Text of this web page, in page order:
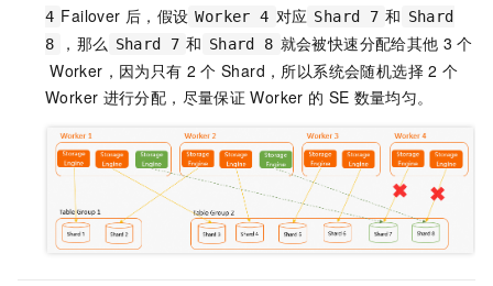
4 Failover 后，假设 Worker 4 对应 Shard 7 和 Shard
8
，那么 Shard 7 和 Shard 8 就会被快速分配给其他 3 个
Worker，因为只有 2 个 Shard，所以系统会随机选择 2 个
Worker 进行分配，尽量保证 Worker 的 SE 数量均匀。